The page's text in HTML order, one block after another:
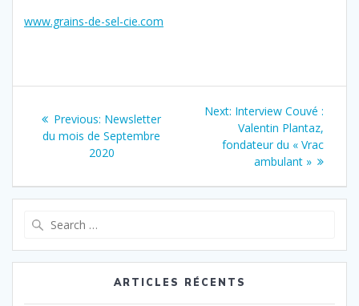
www.grains-de-sel-cie.com
Previous: Previous
post:
Newsletter
du mois de Septembre
2020
Next: Next
post:
Interview Couvé :
Valentin Plantaz,
fondateur du « Vrac
ambulant »
ARTICLES RÉCENTS